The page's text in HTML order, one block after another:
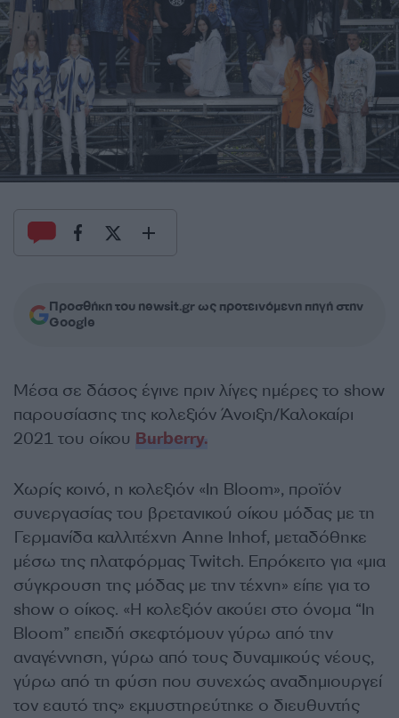
Προσθήκη του newsit.gr ως προτεινόμενη πηγή στην
Google
Μέσα σε δάσος έγινε πριν λίγες ημέρες το show
παρουσίασης της κολεξιόν Άνοιξη/Καλοκαίρι
2021 του οίκου Burberry.
Χωρίς κοινό, η κολεξιόν «In Bloom», προϊόν
συνεργασίας του βρετανικού οίκου μόδας με τη
Γερμανίδα καλλιτέχνη Anne Inhof, μεταδόθηκε
μέσω της πλατφόρμας Twitch. Επρόκειτο για «μια
σύγκρουση της μόδας με την τέχνη» είπε για το
show ο οίκος. «Η κολεξιόν ακούει στο όνομα “In
Bloom” επειδή σκεφτόμουν γύρω από την
αναγέννηση, γύρω από τους δυναμικούς νέους,
γύρω από τη φύση που συνεχώς αναδημιουργεί
τον εαυτό της» εκμυστηρεύτηκε ο διευθυντής